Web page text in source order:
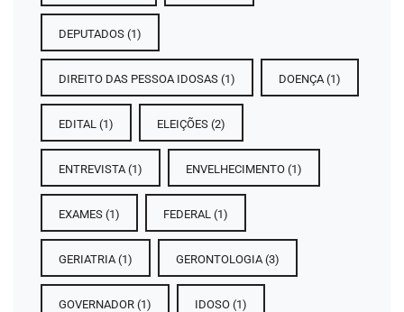
DEPUTADOS (1)
DIREITO DAS PESSOA IDOSAS (1) DOENÇA (1)
EDITAL (1) ELEIÇÕES (2)
ENTREVISTA (1) ENVELHECIMENTO (1)
EXAMES (1) FEDERAL (1)
GERIATRIA (1) GERONTOLOGIA (3)
GOVERNADOR (1) IDOSO (1)